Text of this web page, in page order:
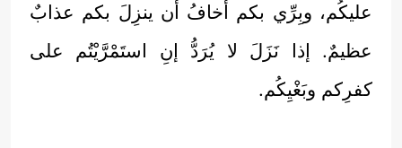
عليكُم، وبِرِّي بكم أخافُ أن ينزِلَ بكم عذابٌ
عظيمٌ. إذا نَزَلَ لا يُرَدُّ إنِ استَمْرَّيْتُم على
كفرِكم وبَغْيِكُم.